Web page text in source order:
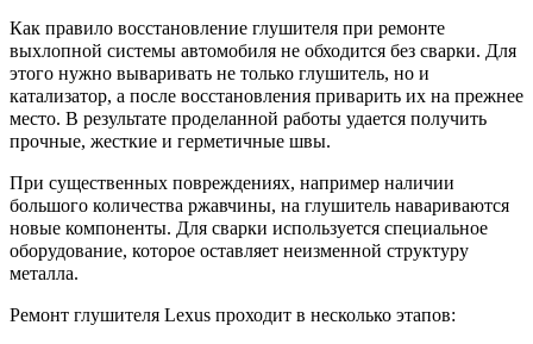
Как правило восстановление глушителя при ремонте
выхлопной системы автомобиля не обходится без сварки. Для
этого нужно вываривать не только глушитель, но и
катализатор, а после восстановления приварить их на прежнее
место. В результате проделанной работы удается получить
прочные, жесткие и герметичные швы.
При существенных повреждениях, например наличии
большого количества ржавчины, на глушитель навариваются
новые компоненты. Для сварки используется специальное
оборудование, которое оставляет неизменной структуру
металла.
Ремонт глушителя Lexus проходит в несколько этапов: